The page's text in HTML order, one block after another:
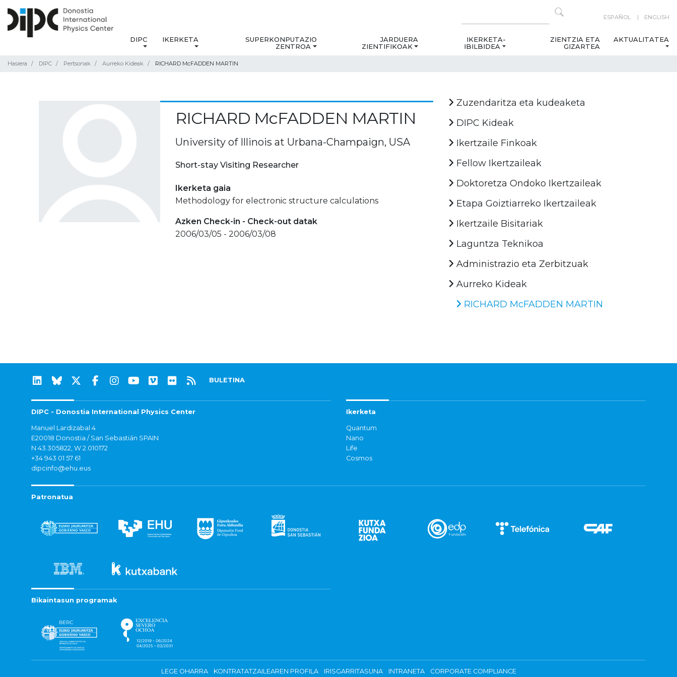
ESPAÑOL ENGLISH
DIPC IKERKETA
SUPERKONPUTAZIO
ZENTROA
JARDUERA
ZIENTIFIKOAK
IKERKETA-
IBILBIDEA
ZIENTZIA ETA
GIZARTEA
AKTUALITATEA
Hasiera DIPC Pertsonak Aurreko Kideak RICHARD McFADDEN MARTIN
RICHARD McFADDEN MARTIN
University of Illinois at Urbana-Champaign, USA
Short-stay Visiting Researcher
Ikerketa gaia
Methodology for electronic structure calculations
Azken Check-in - Check-out datak
2006/03/05 - 2006/03/08
Zuzendaritza eta kudeaketa
DIPC Kideak
Ikertzaile Finkoak
Fellow Ikertzaileak
Doktoretza Ondoko Ikertzaileak
Etapa Goiztiarreko Ikertzaileak
Ikertzaile Bisitariak
Laguntza Teknikoa
Administrazio eta Zerbitzuak
Aurreko Kideak
RICHARD McFADDEN MARTIN
BULETINA
DIPC - Donostia International Physics Center
Manuel Lardizabal 4
E20018 Donostia / San Sebastián SPAIN
N 43.305822, W 2.010172
+34 943 01 57 61
dipcinfo@ehu.eus
Ikerketa
Quantum
Nano
Life
Cosmos
Patronatua
Bikaintasun programak
LEGE OHARRA KONTRATATZAILEAREN PROFILA IRISGARRITASUNA INTRANETA CORPORATE COMPLIANCE